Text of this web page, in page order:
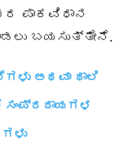
ಪಾಕವಿಧಾನ
ಬಯಸುತ್ತೇನೆ.
ಅಥವಾ ಥಾಲಿ